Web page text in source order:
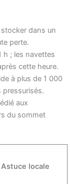
dans un
perte.
h ; les navettes
cette heure.
à plus de 1 000
pressurisés.
aux
du sommet
Astuce locale